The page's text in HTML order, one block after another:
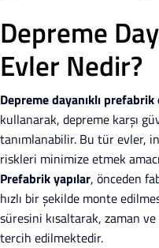
Depreme
Evler Nedir?
Depreme dayanıklı
kullanarak, depreme karşı
tanımlanabilir. Bu tür evler,
riskleri minimize etmek
Prefabrik yapılar, önceden
hızlı bir şekilde monte
süresini kısaltarak, zaman
tercih edilmektedir.